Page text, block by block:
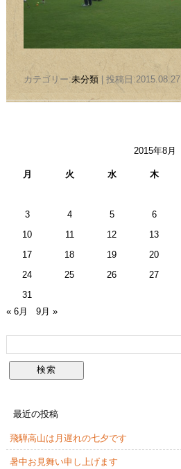
カテゴリー:未分類| 投稿日:2015.08.27
2015年8月
月 火 水 木
3
4 5 6
10
11 12 13
17
18 19 20
24
25 26 27
31
« 6月
9月 »
最近の投稿
飛騨高山は月遅れの七夕です
暑中お見舞い申し上げます